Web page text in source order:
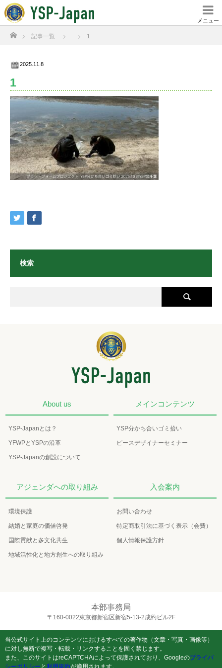
メニュー
ホーム
記事一覧 1
2025.11.8
1
検索
About us
YSP-Japanとは？
YFWPとYSPの沿革
YSP-Japanの創設について
メインコンテンツ
YSP分かち合いゴミ拾い
ピースデザイナーセミナー
アジェンダへの取り組み
環境保護
結婚と家庭の価値啓発
国際貢献と多文化共生
地域活性化と地方創生への取り組み
入会案内
お問い合わせ
特定商取引法に基づく表示（会費）
個人情報保護方針
本部事務局
〒160-0022東京都新宿区新宿5-13-2成約ビル2F
当公式サイト上のコンテンツにおけるすべての著作物（文章・写真・画像等）
に対し無断で複写・転載・リンクすることを固く禁じます。
また、このサイトはreCAPTCHAによって保護されており、Googleのプライバ
シーポリシー と 利用規約が適用されます。